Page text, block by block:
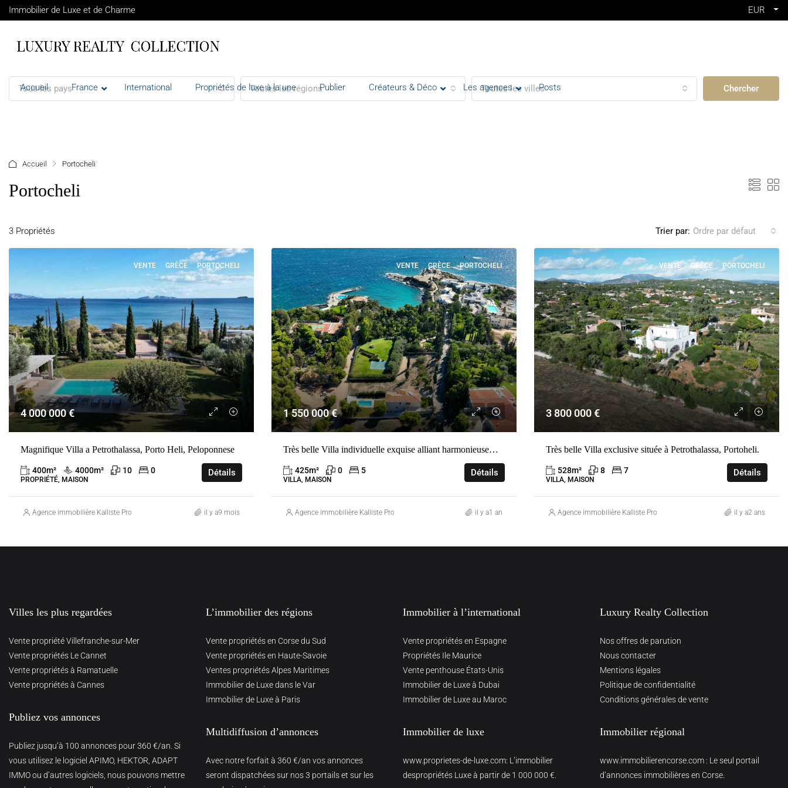
Immobilier de Luxe et de Charme EUR
Accueil France International Propriétés de luxe à la une Publier Créateurs & Déco Les agences Posts
Tous les pays Toutes les régions Toutes les villes Chercher
Accueil Portocheli
Portocheli
3 Propriétés Trier par: Ordre par défaut
VENTE GRÈCE PORTOCHELI
4 000 000 €
Magnifique Villa a Petrothalassa, Porto Heli, Peloponnese
400m² 4000m² 10 0
PROPRIÉTÉ, MAISON
Détails
Agence immobilière Kalliste Properties il y a9 mois
VENTE GRÈCE PORTOCHELI
1 550 000 €
Très belle Villa individuelle exquise alliant harmonieusement style, confort et fonctionnalité dans un quartier très recherché.
425m² 0 5
VILLA, MAISON
Détails
Agence immobilière Kalliste Properties il y a1 an
VENTE GRÈCE PORTOCHELI
3 800 000 €
Très belle Villa exclusive située à Petrothalassa, Portoheli.
528m² 8 7
VILLA, MAISON
Détails
Agence immobilière Kalliste Properties il y a2 ans
Villes les plus regardées
Vente propriété Villefranche-sur-Mer
Vente propriétés Le Cannet
Vente propriétés à Ramatuelle
Vente propriétés à Cannes
Publiez vos annonces
Publiez jusqu’à 100 annonces pour 360 €/an. Si
vous utilisez le logiciel APIMO, HEKTOR, ADAPT
IMMO ou d’autres logiciels, nous pouvons mettre
L’immobilier des régions
Vente propriétés en Corse du Sud
Vente propriétés en Haute-Savoie
Ventes propriétés Alpes Maritimes
Immobilier de Luxe dans le Var
Immobilier de Luxe à Paris
Multidiffusion d’annonces
Avec notre forfait à 360 €/an vos annonces
seront dispatchées sur nos 3 portails et sur les
Immobilier à l’international
Vente propriétés en Espagne
Propriétés Ile Maurice
Vente penthouse États-Unis
Immobilier de Luxe à Dubai
Immobilier de Luxe au Maroc
Immobilier de luxe
www.proprietes-de-luxe.com: L’immobilier
despropriétés Luxe à partir de 1 000 000 €.
Luxury Realty Collection
Nos offres de parution
Nous contacter
Mentions légales
Politique de confidentialité
Conditions générales de vente
Immobilier régional
www.immobilierencorse.com : Le seul portail
d’annonces immobilières en Corse.